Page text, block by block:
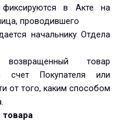
в Акте на
проводившего
начальнику Отдела
товар
счет Покупателя или
от того, каким способом
товара